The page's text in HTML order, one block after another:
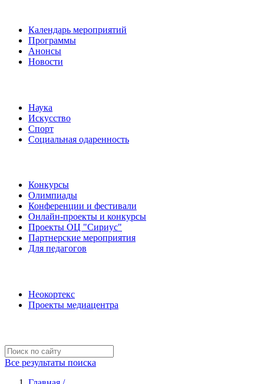
Календарь мероприятий
Программы
Анонсы
Новости
Наука
Искусство
Спорт
Социальная одаренность
Конкурсы
Олимпиады
Конференции и фестивали
Онлайн-проекты и конкурсы
Проекты ОЦ "Сириус"
Партнерские мероприятия
Для педагогов
Неокортекс
Проекты медиацентра
Все результаты поиска